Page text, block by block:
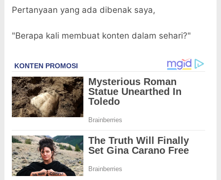
Pertanyaan yang ada dibenak saya,
"Berapa kali membuat konten dalam sehari?"